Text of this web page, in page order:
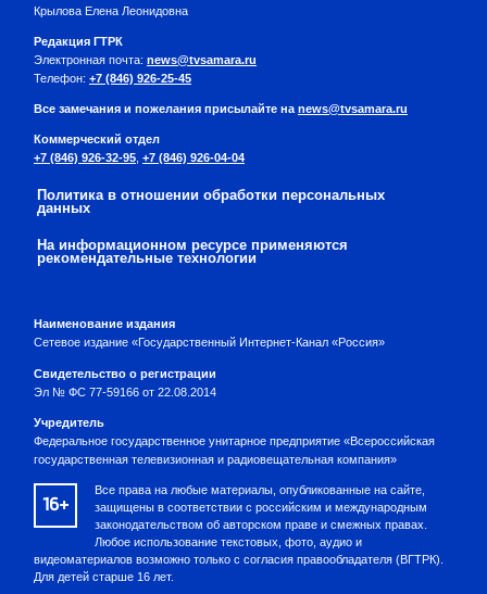
Крылова Елена Леонидовна
Редакция ГТРК
Электронная почта: news@tvsamara.ru
Телефон: +7 (846) 926-25-45
Все замечания и пожелания присылайте на news@tvsamara.ru
Коммерческий отдел
+7 (846) 926-32-95 +7 (846) 926-04-04
Политика в отношении обработки персональных
данных
На информационном ресурсе применяются
рекомендательные технологии
Наименование издания
Сетевое издание «Государственный Интернет-Канал «Россия»
Свидетельство о регистрации
Эл № ФС 77-59166 от 22.08.2014
Учредитель
Федеральное государственное унитарное предприятие «Всероссийская
государственная телевизионная и радиовещательная компания»
16+
Все права на любые материалы, опубликованные на сайте,
защищены в соответствии с российским и международным
законодательством об авторском праве и смежных правах.
Любое использование текстовых, фото, аудио и
видеоматериалов возможно только с согласия правообладателя (ВГТРК).
Для детей старше 16 лет.